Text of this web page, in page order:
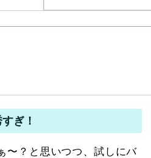
ぎ！
〜？と思いつつ、試しにバ